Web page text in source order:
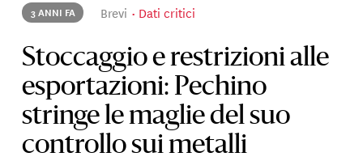
3 ANNI FA Brevi Dati critici
Stoccaggio e restrizioni alle
esportazioni: Pechino
stringe le maglie del suo
controllo sui metalli